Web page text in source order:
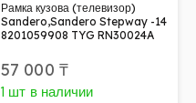
Рамка кузова (телевизор)
Sandero,Sandero Stepway -14
8201059908 TYG RN30024A
57 000 ₸
1 шт в наличии